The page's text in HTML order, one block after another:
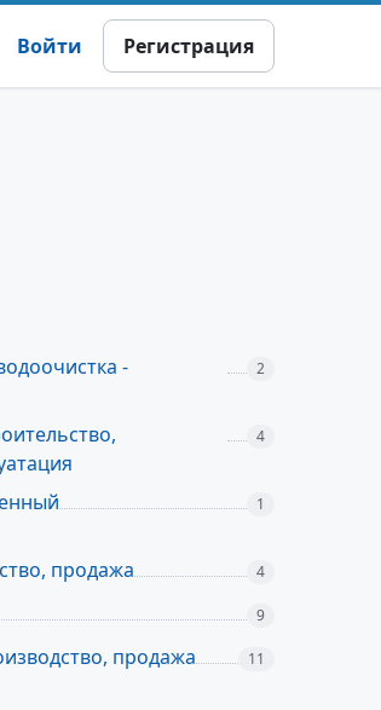
Войти Регистрация
-
2
4
1
продажа 4
9
продажа 11